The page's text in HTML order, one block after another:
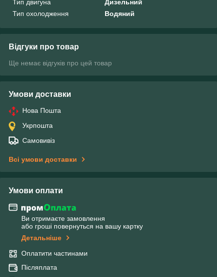
Тип двигуна
Дизельний
Тип охолодження
Водяний
Відгуки про товар
Ще немає відгуків про цей товар
Умови доставки
Нова Пошта
Укрпошта
Самовивіз
Всі умови доставки
Умови оплати
Ви отримаєте замовлення
або гроші повернуться на вашу картку
Детальніше
Оплатити частинами
Післяплата